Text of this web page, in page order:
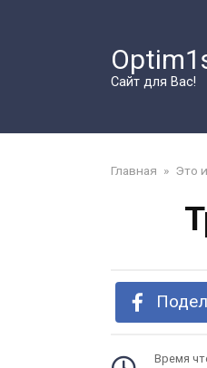
Сайт для Вас!
Главная » Это
Время